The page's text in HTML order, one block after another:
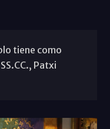
tiene como
Patxi